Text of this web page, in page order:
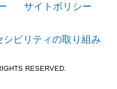
サイトポリシー
シビリティの取り組み
RESERVED.